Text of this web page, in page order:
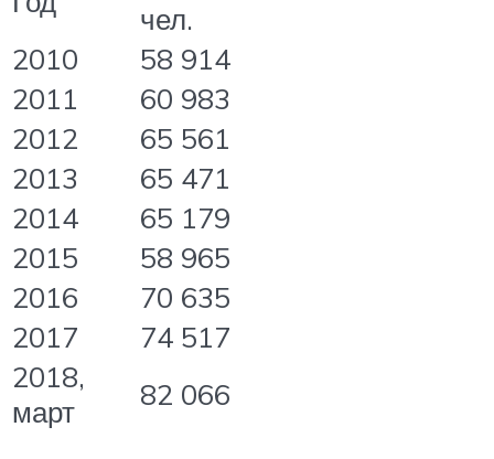
чел.
2010
58 914
2011
60 983
2012
65 561
2013
65 471
2014
65 179
2015
58 965
2016
70 635
2017
74 517
2018,
март
82 066